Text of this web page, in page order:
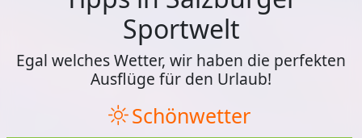
Sportwelt
Egal welches Wetter, wir haben die perfekten
Ausflüge für den Urlaub!
Schönwetter